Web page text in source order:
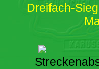
Dreifach-